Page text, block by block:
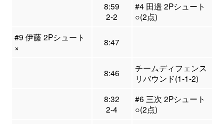
8:59
2-2
#4 田邉 2Pシュート
○(2点)
#9 伊藤 2Pシュート
×
8:47
8:46
チームディフェンス
リバウンド(1-1-2)
8:32
2-4
#6 三次 2Pシュート
○(2点)